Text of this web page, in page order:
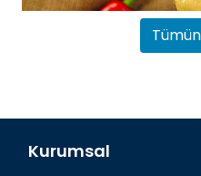
Kurumsal